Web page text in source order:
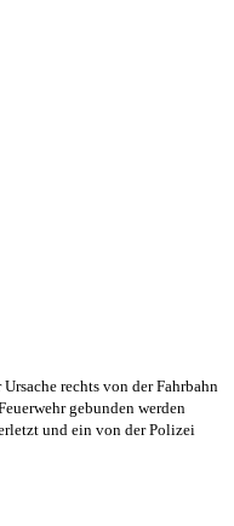
rechts von der Fahrbahn
gebunden werden
und ein von der Polizei